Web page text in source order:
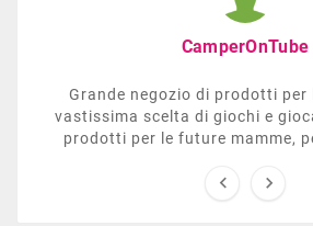
CamperOnTube
Grande negozio di prodotti per
vastissima scelta di giochi e
prodotti per le future mamme,
sezione dedicata all’arredo
 